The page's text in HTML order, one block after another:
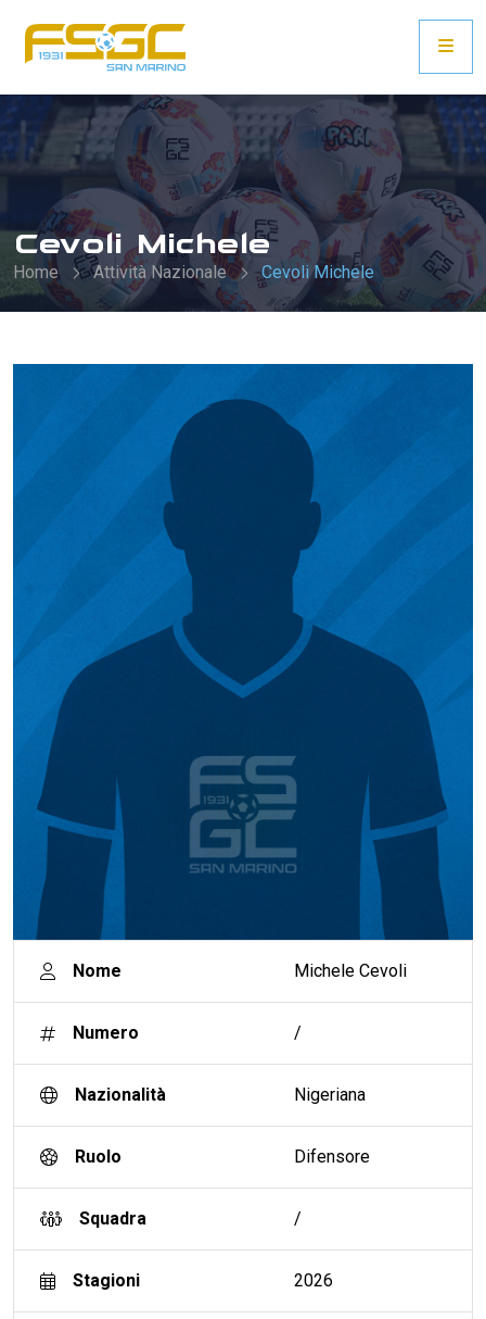
Cevoli Michele
Home Attività Nazionale Cevoli Michele
Nome Michele Cevoli
Numero /
Nazionalità Nigeriana
Ruolo Difensore
Squadra /
Stagioni 2026